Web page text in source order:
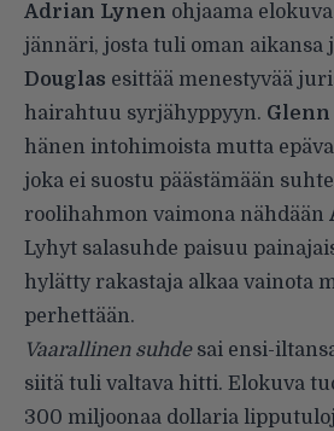
Adrian Lynen ohjaama
jännäri, josta tuli oman aikansa
Douglas esittää menestyvää
hairahtuu syrjähyppyyn. Glenn
hänen intohimoista mutta
joka ei suostu päästämään
roolihahmon vaimona nähdään
Lyhyt salasuhde paisuu
hylätty rakastaja alkaa vainota
perhettään.
Vaarallinen suhdesai ensi-
siitä tuli valtava hitti. Elokuva
300 miljoonaa dollaria